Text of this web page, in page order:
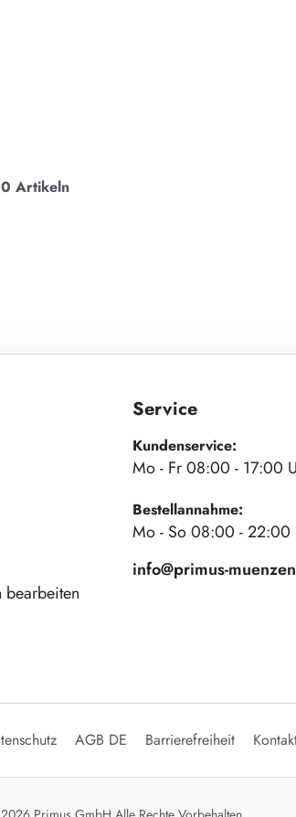
Artikeln
bearbeiten
Service
Kundenservice:
Mo - Fr 08:00 - 17:00
Bestellannahme:
Mo - So 08:00 - 22:00
info@primus-
AGB DE Barrierefreiheit